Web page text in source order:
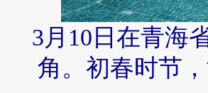
3月10日在青海
角。初春时节